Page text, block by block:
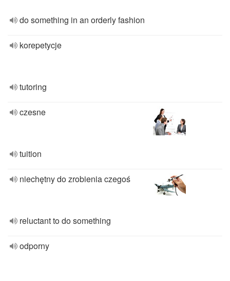
do something in an orderly fashion
korepetycje
tutoring
czesne
tuition
niechętny do zrobienia czegoś
reluctant to do something
odporny